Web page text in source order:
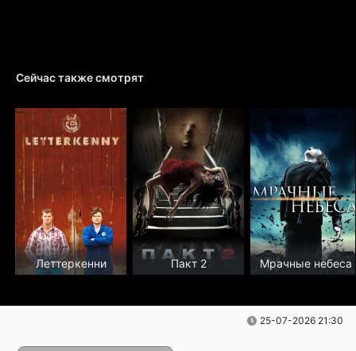
Сейчас также смотрят
Леттеркенни Пакт 2 Мрачные небеса
25-07-2026 21:30